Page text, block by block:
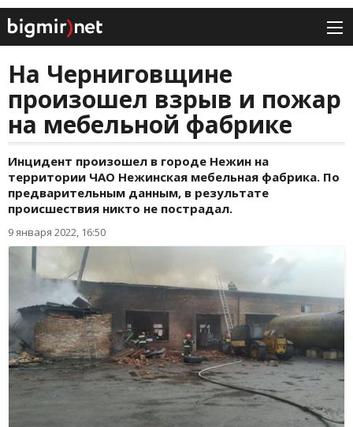
На Черниговщине
произошел взрыв и пожар
на мебельной фабрике
Инцидент произошел в городе Нежин на
территории ЧАО Нежинская мебельная фабрика. По
предварительным данным, в результате
происшествия никто не пострадал.
9 января 2022, 16:50